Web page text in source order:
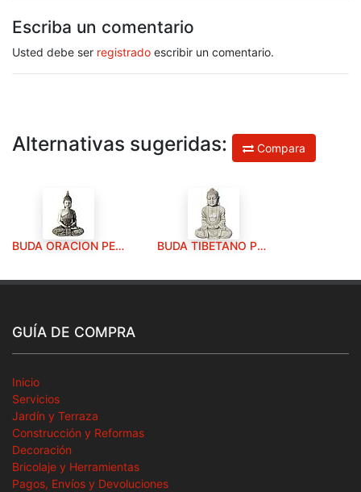
Escriba un comentario
Usted debe ser registrado escribir un comentario.
Alternativas sugeridas: Compara
BUDA ORACION PEQUEÑO (CENIZA) BUDA TIBETANO PEQUEÑO (CENIZA)
GUÍA DE COMPRA
Inicio
Servicios
Jardín y Terraza
Construcción y Reformas
Decoración
Bricolaje y Herramientas
Pagos, Envíos y Devoluciones